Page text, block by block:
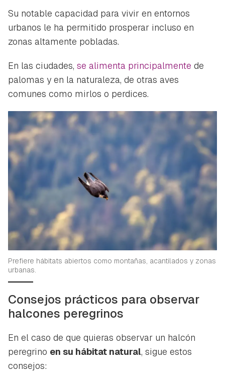
Su notable capacidad para vivir en entornos
urbanos le ha permitido prosperar incluso en
zonas altamente pobladas.
En las ciudades, se alimenta principalmente de
palomas y en la naturaleza, de otras aves
comunes como mirlos o perdices.
Prefiere hábitats abiertos como montañas, acantilados y zonas
urbanas.
Consejos prácticos para observar
halcones peregrinos
En el caso de que quieras observar un halcón
peregrino en su hábitat natural, sigue estos
consejos: